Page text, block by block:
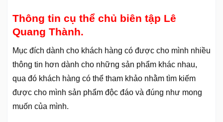
Thông tin cụ thể chủ biên tập Lê
Quang Thành.
Mục đích dành cho khách hàng có được cho mình nhiều
thông tin hơn dành cho những sản phẩm khác nhau,
qua đó khách hàng có thể tham khảo nhằm tìm kiếm
được cho mình sản phẩm độc đáo và đúng như mong
muốn của mình.